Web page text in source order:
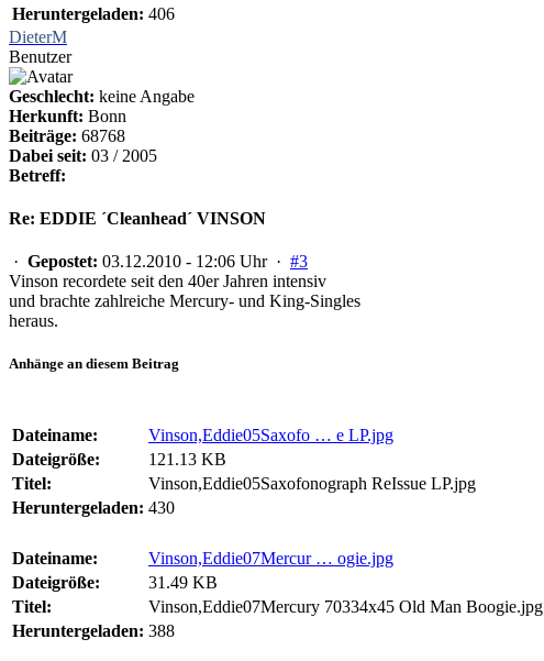
Heruntergeladen: 406
DieterM
Benutzer
Geschlecht: keine Angabe
Herkunft: Bonn
Beiträge: 68768
Dabei seit: 03 / 2005
Betreff:
Re: EDDIE ´Cleanhead´ VINSON
· Gepostet: 03.12.2010 - 12:06 Uhr · #3
Vinson recordete seit den 40er Jahren intensiv
und brachte zahlreiche Mercury- und King-Singles
heraus.
Anhänge an diesem Beitrag
Dateiname:
Vinson,Eddie05Saxofo … e LP.jpg
Dateigröße:
121.13 KB
Titel:
Vinson,Eddie05Saxofonograph ReIssue LP.jpg
Heruntergeladen: 430
Dateiname:
Vinson,Eddie07Mercur … ogie.jpg
Dateigröße:
31.49 KB
Titel:
Vinson,Eddie07Mercury 70334x45 Old Man Boogie.jpg
Heruntergeladen: 388